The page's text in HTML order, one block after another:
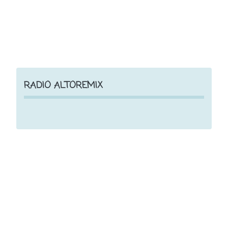
RADIO ALTOREMIX